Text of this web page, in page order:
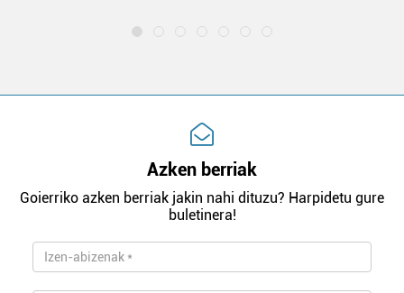
Azken berriak
Goierriko azken berriak jakin nahi dituzu? Harpidetu gure
buletinera!